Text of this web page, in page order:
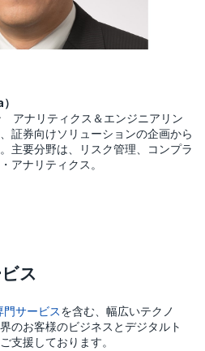
アナリティクス＆エンジニアリン
証券向けソリューションの企画から
主要分野は、リスク管理、コンプラ
アナリティクス。
ス
サービスを含む、幅広いテクノ
のお客様のビジネスとデジタルト
支援しております。